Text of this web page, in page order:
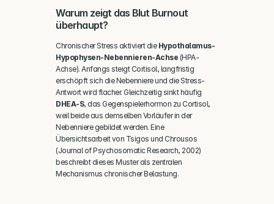
Warum zeigt das Blut Burnout
überhaupt?
Chronischer Stress aktiviert die Hypothalamus-
Hypophysen-Nebennieren-Achse (HPA-
Achse). Anfangs steigt Cortisol, langfristig
erschöpft sich die Nebenniere und die Stress-
DHEA-S, das Gegenspielerhormon zu Cortisol,
weil beide aus demselben Vorläufer in der
Nebenniere gebildet werden. Eine
Übersichtsarbeit von Tsigos und Chrousos
(Journal of Psychosomatic Research, 2002)
beschreibt dieses Muster als zentralen
Mechanismus chronischer Belastung.